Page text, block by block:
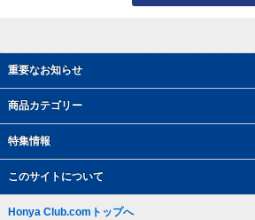
重要なお知らせ
商品カテゴリー
特集情報
このサイトについて
Honya Club.comトップへ